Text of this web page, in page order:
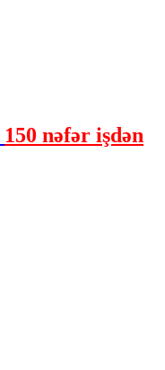
150 nəfər işdən